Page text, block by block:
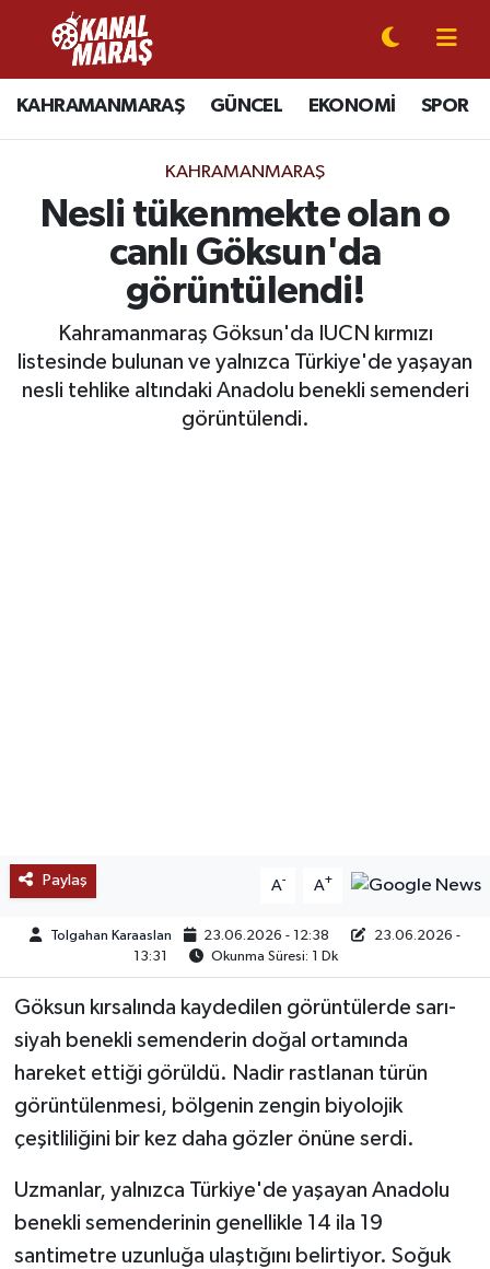
KAHRAMANMARAŞ GÜNCEL EKONOMİ SPOR
KAHRAMANMARAŞ
Nesli tükenmekte olan o
canlı Göksun'da
görüntülendi!
Kahramanmaraş Göksun'da IUCN kırmızı
listesinde bulunan ve yalnızca Türkiye'de yaşayan
nesli tehlike altındaki Anadolu benekli semenderi
görüntülendi.
Paylaş A- A+
Tolgahan Karaaslan 23.06.2026 - 12:38
23.06.2026 -
13:31
Okunma Süresi: 1 Dk
Göksun kırsalında kaydedilen görüntülerde sarı-
siyah benekli semenderin doğal ortamında
hareket ettiği görüldü. Nadir rastlanan türün
görüntülenmesi, bölgenin zengin biyolojik
çeşitliliğini bir kez daha gözler önüne serdi.
Uzmanlar, yalnızca Türkiye'de yaşayan Anadolu
benekli semenderinin genellikle 14 ila 19
santimetre uzunluğa ulaştığını belirtiyor. Soğuk
CANLI YAYIN
KAHRAMANMARAŞ
GÜNCEL
SİYASET
EKONOMİ
TREND
OTOMOTİV
TEKNOLOJİ
KÜLTÜR SANAT
Kahramanmaraş Nöbetçi Eczaneler
Kahramanmaraş Hava Durumu
Kahramanmaraş Namaz Vakitleri
Kahramanmaraş Trafik Yoğunluk Haritası
Süper Lig Puan Durumu ve Fikstür
Tüm Manşetler
Son Dakika Haberleri